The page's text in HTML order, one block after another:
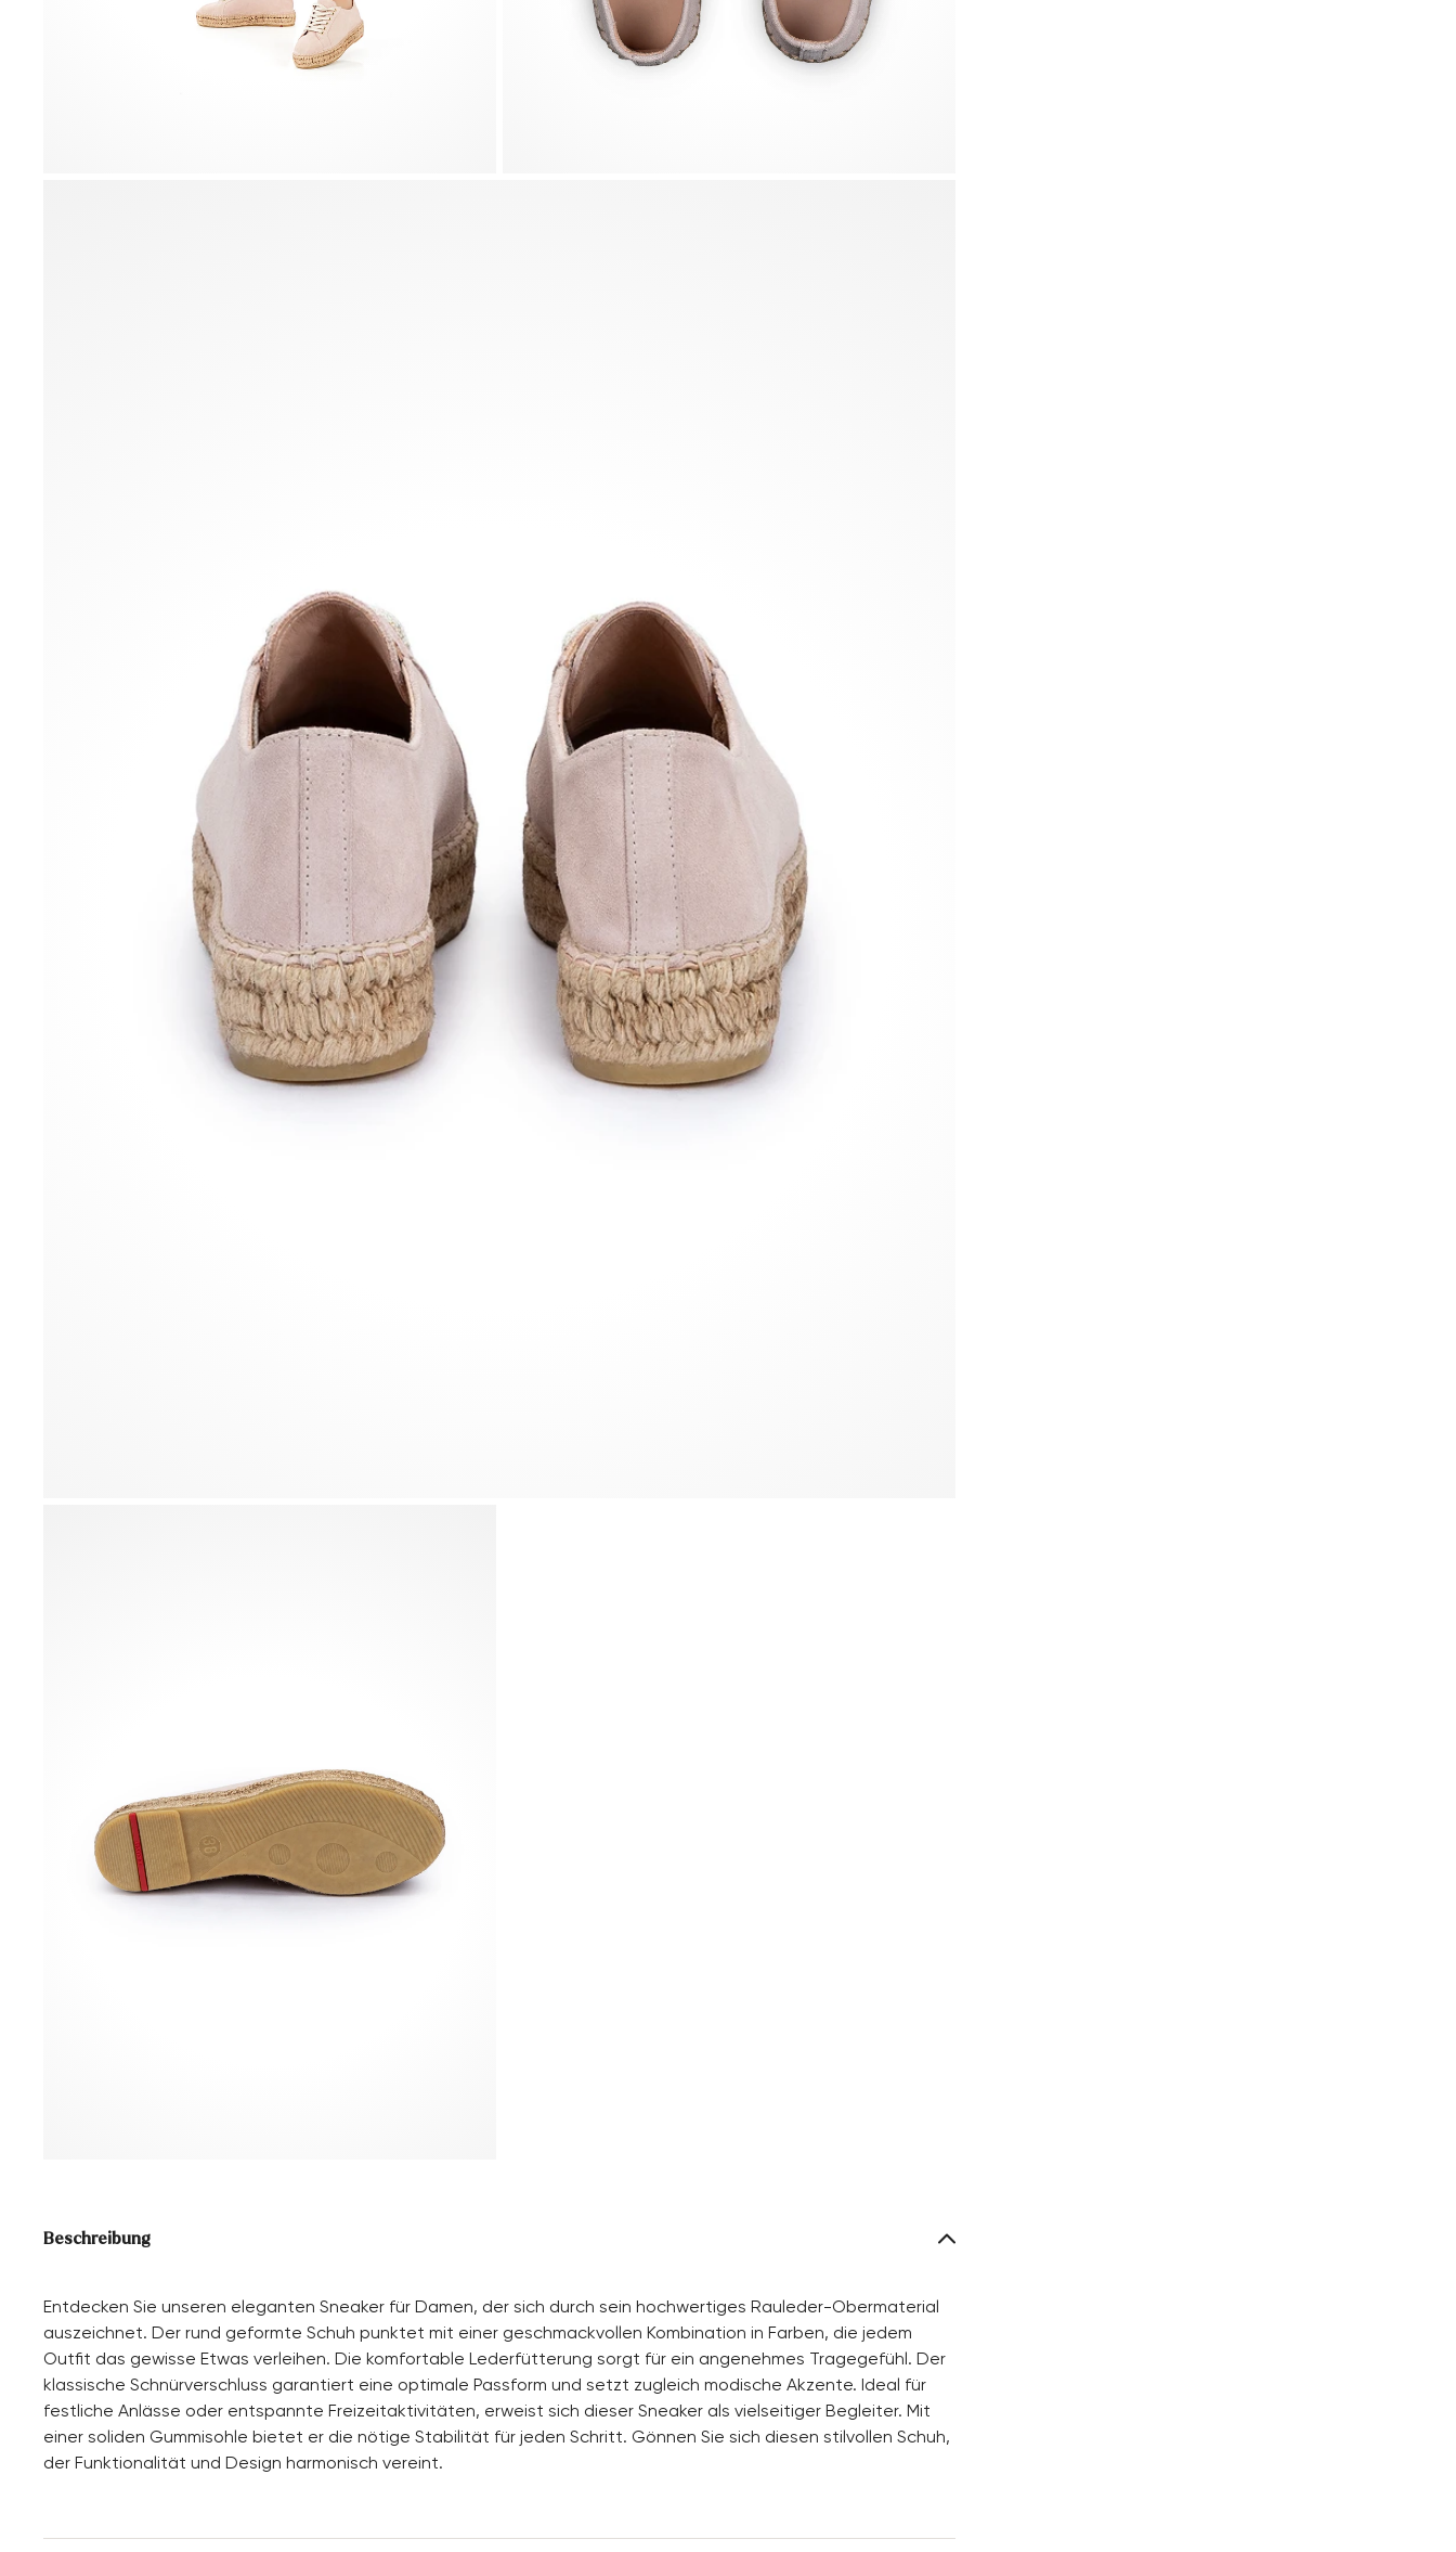
Beschreibung
Entdecken Sie unseren eleganten Sneaker für Damen, der sich durch sein hochwertiges Rauleder-Obermaterial
auszeichnet. Der rund geformte Schuh punktet mit einer geschmackvollen Kombination in Farben, die jedem
Outfit das gewisse Etwas verleihen. Die komfortable Lederfütterung sorgt für ein angenehmes Tragegefühl. Der
klassische Schnürverschluss garantiert eine optimale Passform und setzt zugleich modische Akzente. Ideal für
festliche Anlässe oder entspannte Freizeitaktivitäten, erweist sich dieser Sneaker als vielseitiger Begleiter. Mit
einer soliden Gummisohle bietet er die nötige Stabilität für jeden Schritt. Gönnen Sie sich diesen stilvollen Schuh,
der Funktionalität und Design harmonisch vereint.